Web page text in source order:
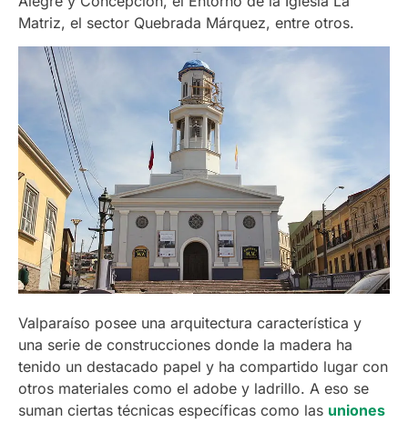
Matriz, el sector Quebrada Márquez, entre otros.
Valparaíso posee una arquitectura característica y
una serie de construcciones donde la madera ha
tenido un destacado papel y ha compartido lugar con
otros materiales como el adobe y ladrillo. A eso se
suman ciertas técnicas específicas como las uniones